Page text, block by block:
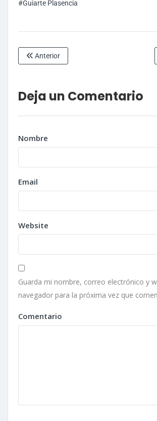
#Guiarte Plasencia
Anterior
Deja un Comentario
Nombre
Email
Website
Guarda mi nombre, correo electrónico y
navegador para la próxima vez que
Comentario